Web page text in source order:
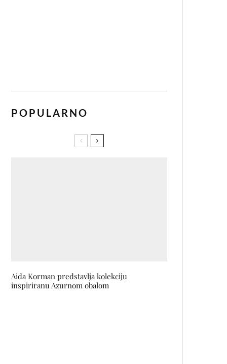
POPULARNO
Aida Korman predstavlja kolekciju
inspiriranu Azurnom obalom